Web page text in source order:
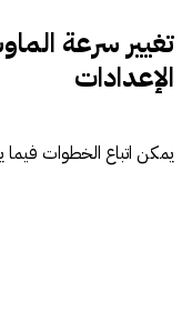
تغيير سرعة
الإعدادات
يمكن اتباع الخطوات فيما